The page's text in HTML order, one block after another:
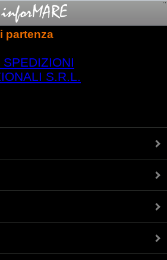
partenza